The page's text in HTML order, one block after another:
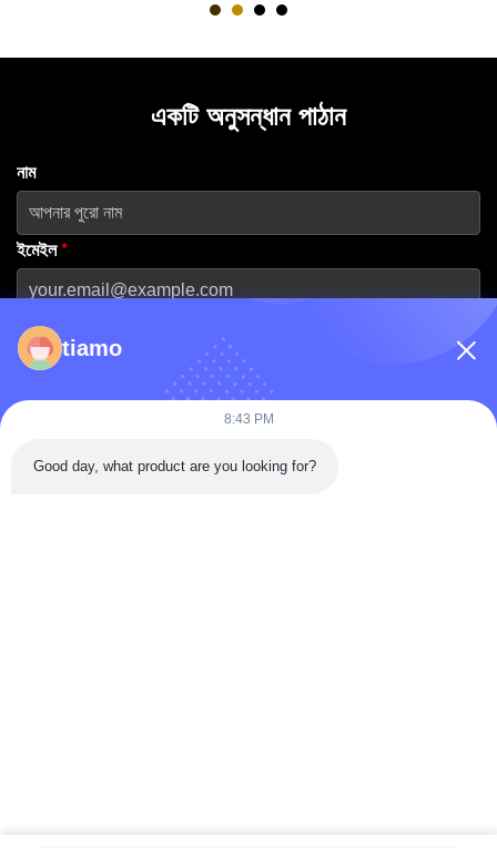
একটি অনুসন্ধান পাঠান
নাম
ইমেইল*
ফোন নম্বর
কোম্পানির নাম
tiamo
8:43 PM
Good day, what product are you looking for?